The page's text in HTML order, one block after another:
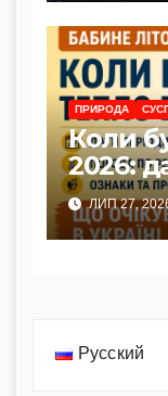
ПРИРОДА
Коли
2026:
ЛИП 27,
Русский